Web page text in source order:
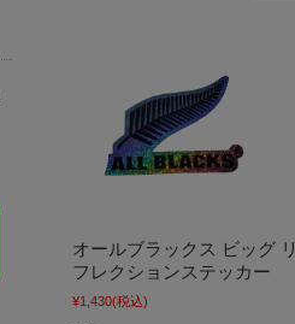
オールブラックス ビッグ リ
フレクションステッカー
¥1,430(税込)